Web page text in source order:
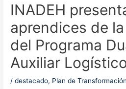
INADEH
aprendices de
del Programa
Auxiliar
/destacado, Plan de Transformación